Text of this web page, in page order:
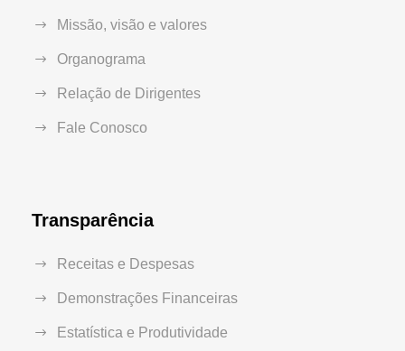
Missão, visão e valores
Organograma
Relação de Dirigentes
Fale Conosco
Transparência
Receitas e Despesas
Demonstrações Financeiras
Estatística e Produtividade